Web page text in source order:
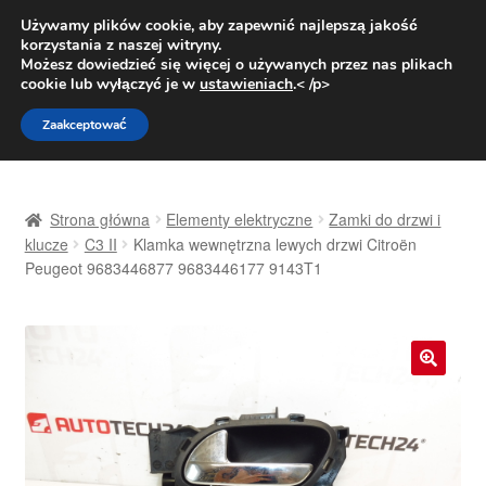
DOSTAWA od 31 zł
Pn.-pt. 9:00-16:00800 003 167
Przejdź
do
nawigacji
Przejdź
do
treści
Dostawa
Moje konto
Strona główna Elementy elektryczne
Zamki do drzwi i
klucze
C3 II
Klamka wewnętrzna lewych drzwi Citroën
Peugeot 9683446877 9683446177 9143T1
Używamy plików cookie, aby zapewnić najlepszą jakość
korzystania z naszej witryny.
Możesz dowiedzieć się więcej o używanych przez nas plikach
cookie lub wyłączyć je w ustawieniach.< /p>
Zaakceptować